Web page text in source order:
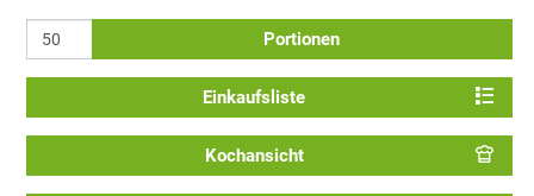
Portionen
Einkaufsliste
Kochansicht